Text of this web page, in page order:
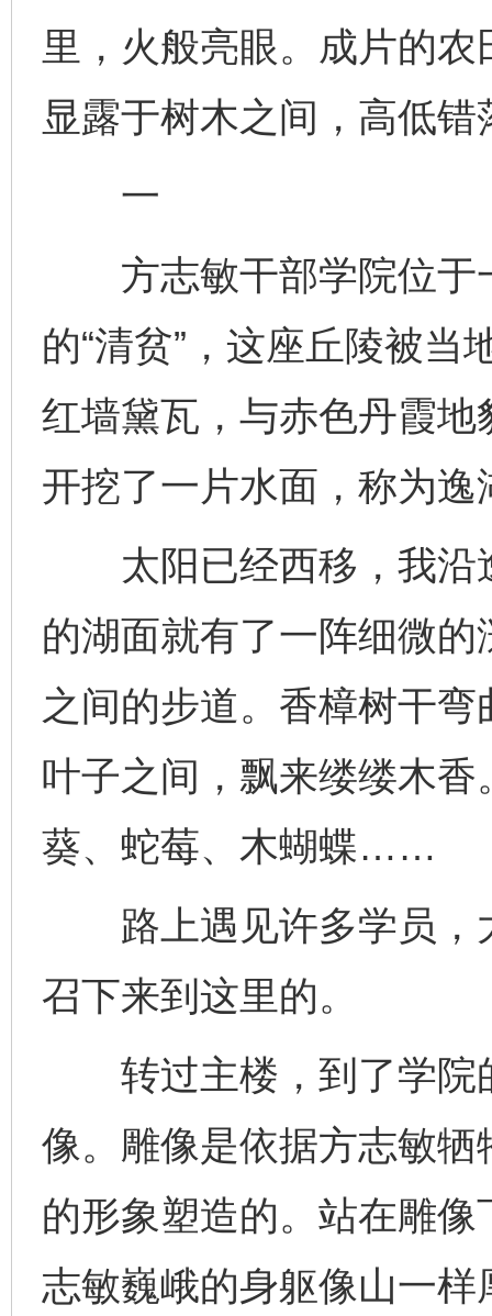
里，火般亮眼。成片的
显露于树木之间，高低错
一
方志敏干部学院位于
的“清贫”，这座丘陵被当
红墙黛瓦，与赤色丹霞
开挖了一片水面，称为逸
太阳已经西移，我沿
的湖面就有了一阵细微
之间的步道。香樟树干
叶子之间，飘来缕缕木
葵、蛇莓、木蝴蝶……
路上遇见许多学员，
召下来到这里的。
转过主楼，到了学院
像。雕像是依据方志敏
的形象塑造的。站在雕
志敏巍峨的身躯像山一